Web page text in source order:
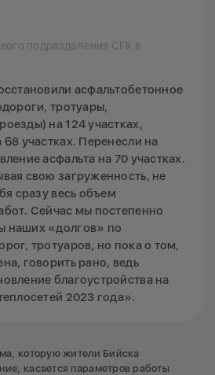
подразделения СГК в
асфальтобетонное
тротуары,
на 124 участках,
участках. Перенесли на
асфальта на 70 участках.
свою загруженность, не
сразу весь объем
Сейчас мы постепенно
наших «долгов» по
тротуаров, но пока о том,
говорить рано, ведь
благоустройства на
2023 года».
которую жители Бийска
касается параметров работы